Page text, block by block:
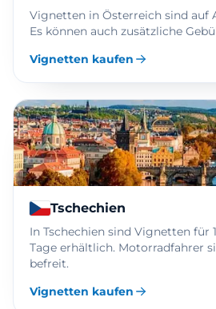
Vignetten in Österreich sind auf
Es können auch zusätzliche
Vignetten kaufen
Tschechien
In Tschechien sind Vignetten für
Tage erhältlich. Motorradfahrer
befreit.
Vignetten kaufen